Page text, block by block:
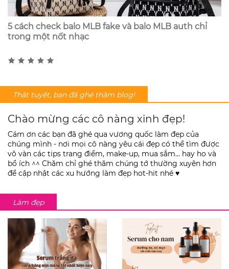
5 cách check balo MLB fake và balo MLB auth chỉ
trong một nốt nhạc
Thật tuyệt, bạn đã ghé thăm blog!
Chào mừng các cô nàng xinh đẹp!
Cám ơn các bạn đã ghé qua vương quốc làm đẹp của
chúng mình - nơi mọi cô nàng yêu cái đẹp có thể tìm được
vô vàn các tips trang điểm, make-up, mua sắm... hay ho và
bổ ích ^^ Chăm chỉ ghé thăm chúng tớ thường xuyên hơn
để cập nhật các xu hướng làm đẹp hot-hit nhé ♥️
Làm đẹp